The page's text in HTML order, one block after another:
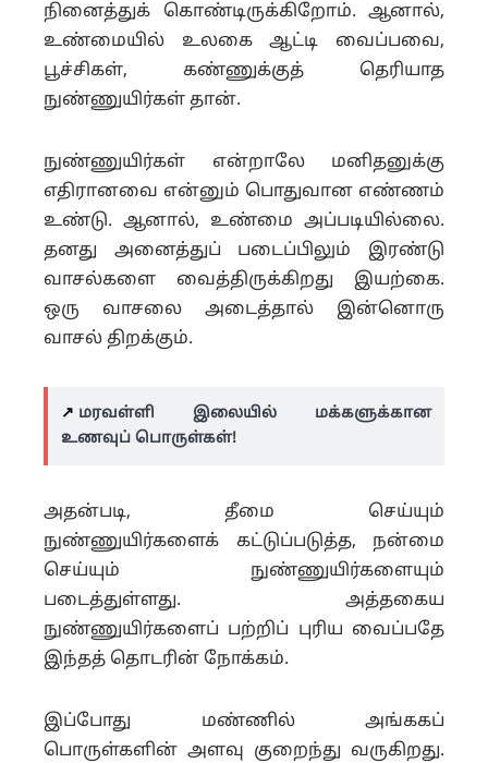
நினைத்துக் கொண்டிருக்கிறோம். ஆனால்,
உண்மையில் உலகை ஆட்டி வைப்பவை,
பூச்சிகள், கண்ணுக்குத் தெரியாத
நுண்ணுயிர்கள் தான்.
நுண்ணுயிர்கள் என்றாலே மனிதனுக்கு
எதிரானவை என்னும் பொதுவான எண்ணம்
உண்டு. ஆனால், உண்மை அப்படியில்லை.
தனது அனைத்துப் படைப்பிலும் இரண்டு
வாசல்களை வைத்திருக்கிறது இயற்கை.
ஒரு வாசலை அடைத்தால் இன்னொரு
வாசல் திறக்கும்.
↗️ மரவள்ளி இலையில் மக்களுக்கான
உணவுப் பொருள்கள்!
அதன்படி, தீமை செய்யும்
நுண்ணுயிர்களைக் கட்டுப்படுத்த, நன்மை
செய்யும் நுண்ணுயிர்களையும்
படைத்துள்ளது. அத்தகைய
நுண்ணுயிர்களைப் பற்றிப் புரிய வைப்பதே
இந்தத் தொடரின் நோக்கம்.
இப்போது மண்ணில் அங்ககப்
பொருள்களின் அளவு குறைந்து வருகிறது.